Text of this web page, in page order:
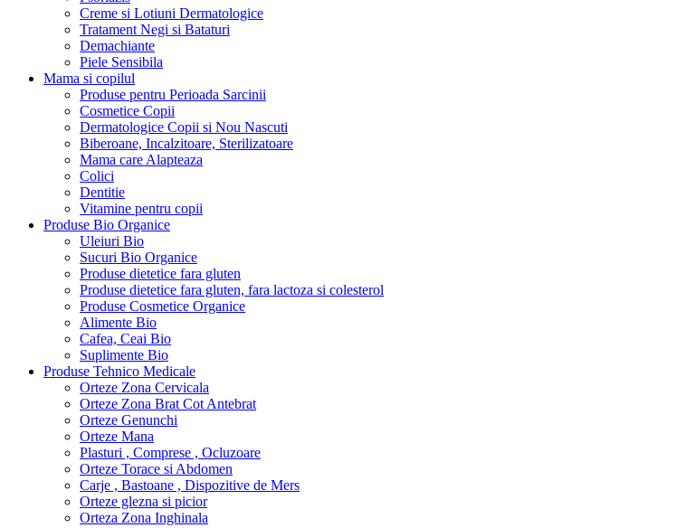
Creme si Lotiuni Dermatologice
Tratament Negi si Bataturi
Demachiante
Piele Sensibila
Mama si copilul
Produse pentru Perioada Sarcinii
Cosmetice Copii
Dermatologice Copii si Nou Nascuti
Biberoane, Incalzitoare, Sterilizatoare
Mama care Alapteaza
Colici
Dentitie
Vitamine pentru copii
Produse Bio Organice
Uleiuri Bio
Sucuri Bio Organice
Produse dietetice fara gluten
Produse dietetice fara gluten, fara lactoza si colesterol
Produse Cosmetice Organice
Alimente Bio
Cafea, Ceai Bio
Suplimente Bio
Produse Tehnico Medicale
Orteze Zona Cervicala
Orteze Zona Brat Cot Antebrat
Orteze Genunchi
Orteze Mana
Plasturi , Comprese , Ocluzoare
Orteze Torace si Abdomen
Carje , Bastoane , Dispozitive de Mers
Orteze glezna si picior
Orteza Zona Inghinala